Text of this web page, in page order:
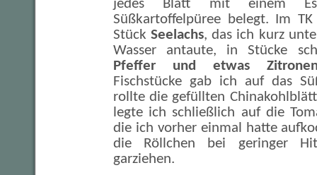
jedes Blatt mit einem
Süßkartoffelpüree belegt. Im
Stück Seelachs, das ich kurz
Wasser antaute, in Stücke
Pfeffer und etwas
Fischstücke gab ich auf das
rollte die gefüllten
legte ich schließlich auf die
die ich vorher einmal hatte
die Röllchen bei geringer
garziehen.